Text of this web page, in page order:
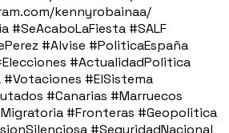
kennyrobainaa/
#SeAcaboLaFiesta #SALF
#Alvise #PoliticaEspaña
#ActualidadPolitica
#Votaciones #ElSistema
#Canarias #Marruecos
#Fronteras #Geopolitica
#SeguridadNacional